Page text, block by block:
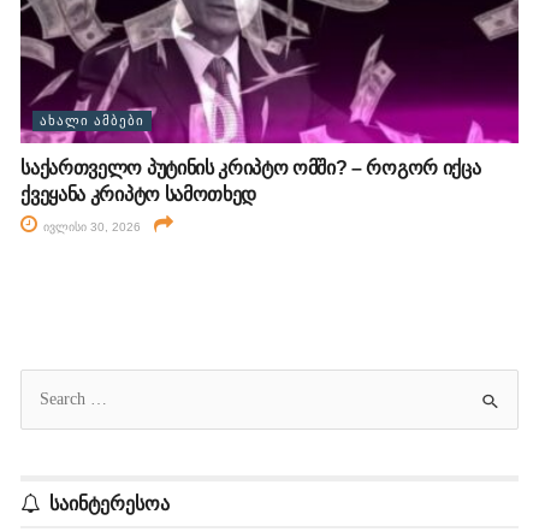
ᲐᲮᲐᲚᲘ ᲐᲛᲑᲔᲑᲘ
საქართველო პუტინის კრიპტო ომში? – როგორ იქცა
ქვეყანა კრიპტო სამოთხედ
ივლისი 30, 2026
საინტერესოა